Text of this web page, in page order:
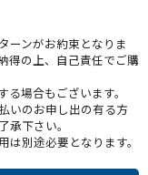
ーンがお約束となりま
得の上、自己責任でご購
場合もございます。
いのお申し出の有る方
下さい。
別途必要となります。